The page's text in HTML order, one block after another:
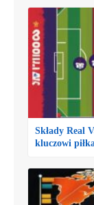
Składy Real
kluczowi